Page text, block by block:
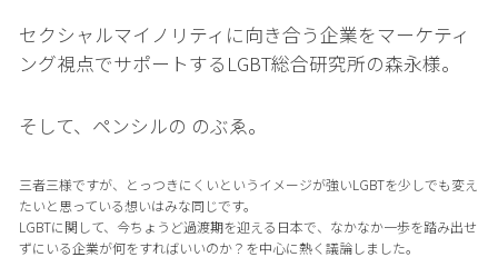
セクシャルマイノリティに向き合う企業をマーケティ
ング視点でサポートするLGBT総合研究所の森永様。
そして、ペンシルの のぶゑ。
三者三様ですが、とっつきにくいというイメージが強いLGBTを少しでも変え
たいと思っている想いはみな同じです。
LGBTに関して、今ちょうど過渡期を迎える日本で、なかなか一歩を踏み出せ
ずにいる企業が何をすればいいのか？を中心に熱く議論しました。